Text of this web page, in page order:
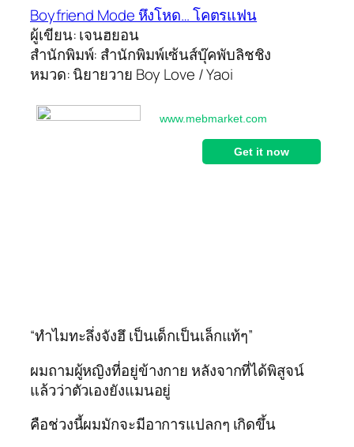
Boyfriend Mode หึงโหด… โคตรแฟน
ผู้เขียน: เจนฮยอน
สำนักพิมพ์: สำนักพิมพ์เซ้นส์บุ๊คพับลิชชิง
หมวด: นิยายวาย Boy Love / Yaoi
“ทำไมทะลึ่งจังฮึ เป็นเด็กเป็นเล็กแท้ๆ”
ผมถามผู้หญิงที่อยู่ข้างกาย หลังจากที่ได้พิสูจน์
แล้วว่าตัวเองยังแมนอยู่
คือช่วงนี้ผมมักจะมีอาการแปลกๆ เกิดขึ้น